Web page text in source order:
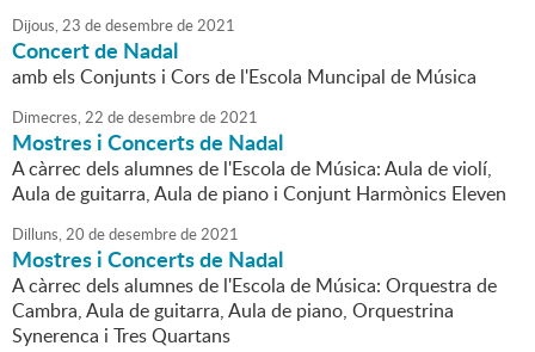
Dijous,23 dedesembrede2021
Concert de Nadal
amb els Conjunts i Cors de l'Escola Muncipal de Música
Dimecres,22 dedesembrede2021
Mostres i Concerts de Nadal
A càrrec dels alumnes de l'Escola de Música: Aula de violí,
Aula de guitarra, Aula de piano i Conjunt Harmònics Eleven
Dilluns,20 dedesembrede2021
Mostres i Concerts de Nadal
A càrrec dels alumnes de l'Escola de Música: Orquestra de
Cambra, Aula de guitarra, Aula de piano, Orquestrina
Synerenca i Tres Quartans